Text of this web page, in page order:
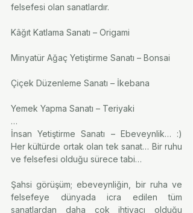
felsefesi olan sanatlardır.
Kâğıt Katlama Sanatı – Origami
Minyatür Ağaç Yetiştirme Sanatı – Bonsai
Çiçek Düzenleme Sanatı – İkebana
Yemek Yapma Sanatı – Teriyaki
…
İnsan Yetiştirme Sanatı – Ebeveynlik… :)
Her kültürde ortak olan tek sanat… Bir ruhu
ve felsefesi olduğu sürece tabi…
Şahsi görüşüm; ebeveynliğin, bir ruha ve
felsefeye dünyada icra edilen tüm
sanatlardan daha çok ihtiyacı olduğu